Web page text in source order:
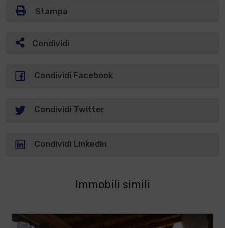
Stampa
Condividi
Condividi Facebook
Condividi Twitter
Condividi Linkedin
Immobili simili